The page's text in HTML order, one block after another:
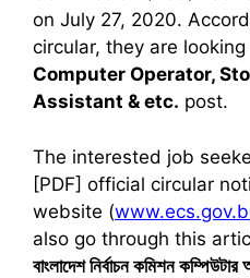
on July 27, 2020.
circular, they are
Computer Operator,
Assistant & etc. post.
The interested job
[PDF] official circular
website (
also go through this
বাংলাদেশ নির্বাচন কমিশন কম্পিউটার